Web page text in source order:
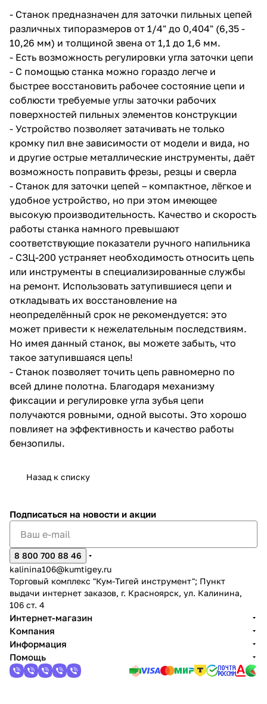
- Станок предназначен для заточки пильных цепей
различных типоразмеров от 1/4" до 0,404" (6,35 -
10,26 мм) и толщиной звена от 1,1 до 1,6 мм.
- Есть возможность регулировки угла заточки цепи
- С помощью станка можно гораздо легче и
быстрее восстановить рабочее состояние цепи и
соблюсти требуемые углы заточки рабочих
поверхностей пильных элементов конструкции
- Устройство позволяет затачивать не только
кромку пил вне зависимости от модели и вида, но
и другие острые металлические инструменты, даёт
возможность поправить фрезы, резцы и сверла
- Станок для заточки цепей – компактное, лёгкое и
удобное устройство, но при этом имеющее
высокую производительность. Качество и скорость
работы станка намного превышают
соответствующие показатели ручного напильника
- СЗЦ-200 устраняет необходимость относить цепь
или инструменты в специализированные службы
на ремонт. Использовать затупившиеся цепи и
откладывать их восстановление на
неопределённый срок не рекомендуется: это
может привести к нежелательным последствиям.
Но имея данный станок, вы можете забыть, что
такое затупившаяся цепь!
- Станок позволяет точить цепь равномерно по
всей длине полотна. Благодаря механизму
фиксации и регулировке угла зубья цепи
получаются ровными, одной высоты. Это хорошо
повлияет на эффективность и качество работы
бензопилы.
Назад к списку
Подписаться на новости и акции
8 800 700 88 46
kalinina106@kumtigey.ru
Торговый комплекс "Кум-Тигей инструмент"; Пункт
выдачи интернет заказов, г. Красноярск, ул. Калинина,
106 ст. 4
Интернет-магазин
Компания
Информация
Помощь
раз в 2 недели